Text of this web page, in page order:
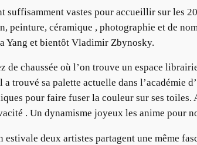
suffisamment vastes pour accueillir sur les
peinture, céramique , photographie et de
Yang et bientôt Vladimir Zbynosky.
de chaussée où l’on trouve un espace
a trouvé sa palette actuelle dans
pour faire fuser la couleur sur ses
. Un dynamisme joyeux les anime pour
estivale deux artistes partagent une même